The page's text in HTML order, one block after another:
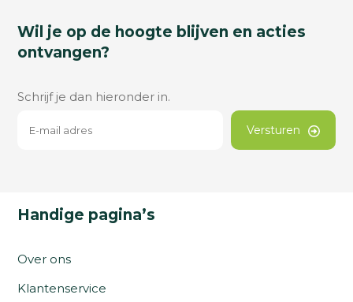
Wil je op de hoogte blijven en acties
ontvangen?
Schrijf je dan hieronder in.
Versturen
Handige pagina’s
Over ons
Klantenservice